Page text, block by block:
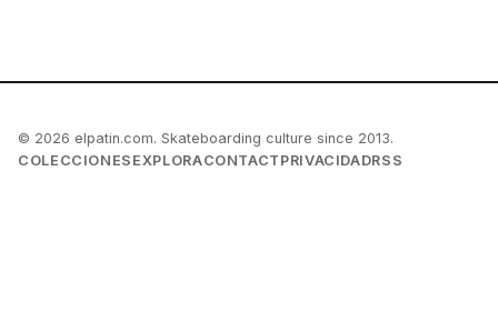
© 2026 elpatin.com. Skateboarding culture since 2013.
COLECCIONES EXPLORACONTACT PRIVACIDADRSS